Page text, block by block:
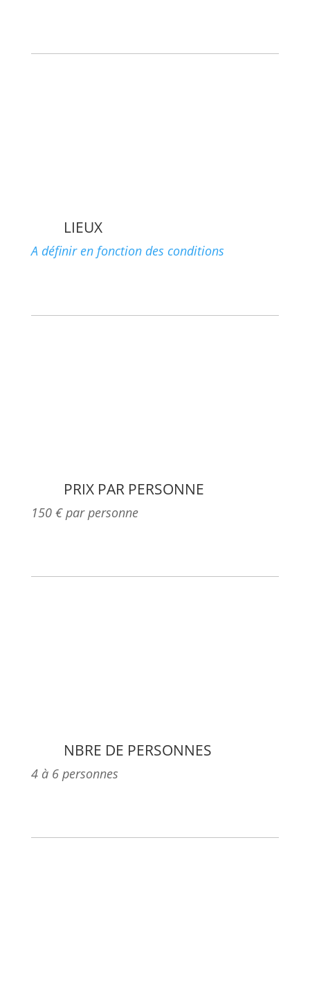
LIEUX
A définir en fonction des conditions
PRIX PAR PERSONNE
150 € par personne
NBRE DE PERSONNES
4 à 6 personnes